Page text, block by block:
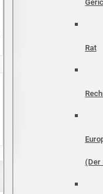
Rat
(Der